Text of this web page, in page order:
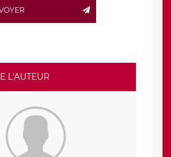
offrant des
clauses de protection
relatif à vos données à caractère
exercer ces droits auprès du délégué
LÉGAVOX, sis 9 rue Léopold
joignable à l’adresse mail :
Vous avez également
réclamation auprès d’une autorité
L'AUTEUR